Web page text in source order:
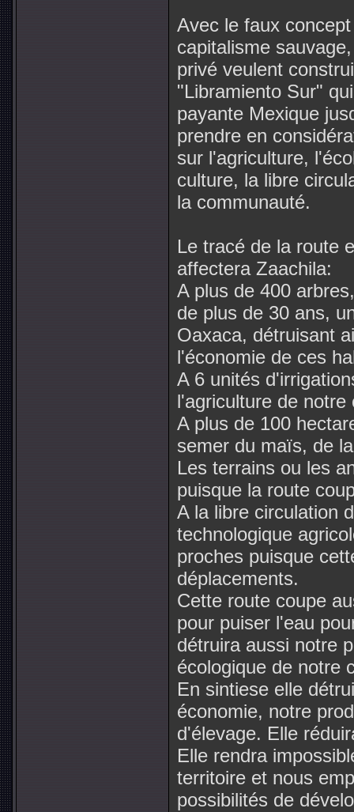
Avec le faux
capitalisme
privé veulent
"Libramiento Sur"
payante Mexique
prendre en
sur l'agriculture,
culture, la libre
la communauté.
Le tracé de la route
affectera Zaachila:
A plus de 400
de plus de 30 ans,
Oaxaca, détruisant
l'économie de ces
A 6 unités
l'agriculture de notre
A plus de 100
semer du maïs, de
Les terrains ou les
puisque la route
A la libre circulation
technologique
proches puisque
déplacements.
Cette route coupe
pour puiser l'eau
détruira aussi notre
écologique de notre
En sintiese elle
économie, notre
d'élevage. Elle
Elle rendra
territoire et nous
possibilités de